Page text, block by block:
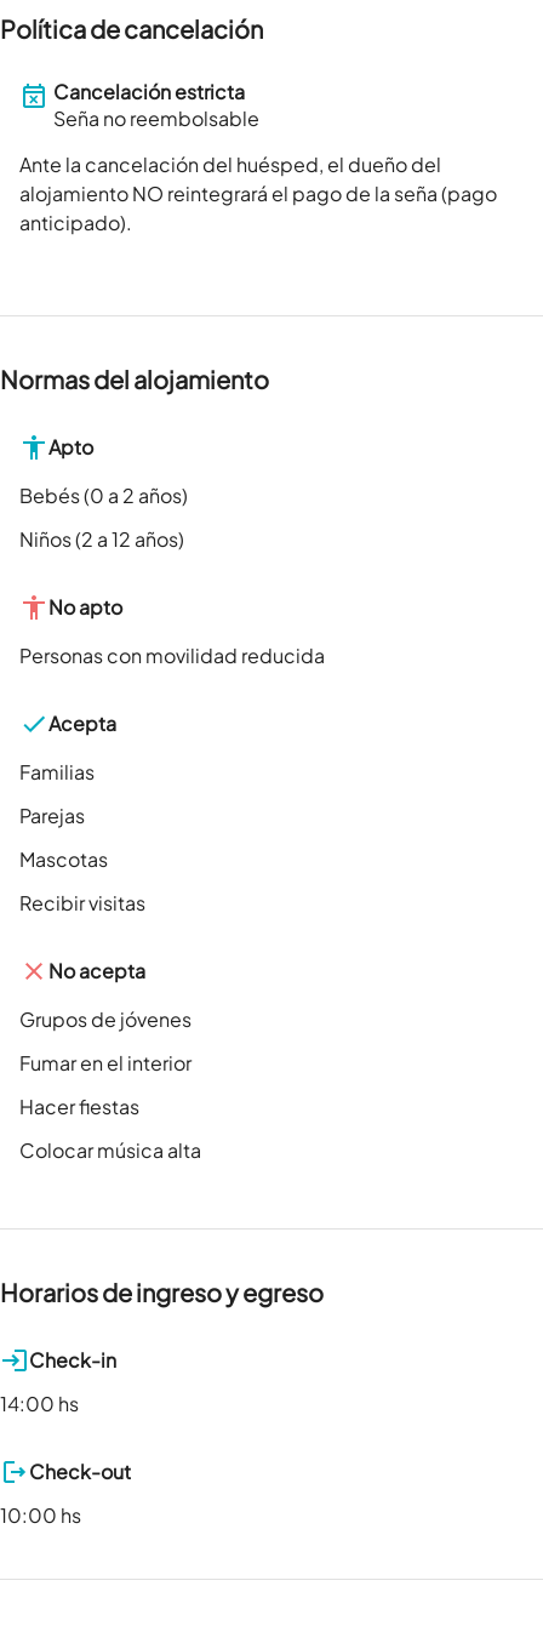
Política de cancelación
Cancelación estricta
Seña no reembolsable
Ante la cancelación del huésped, el dueño del
alojamiento NO reintegrará el pago de la seña (pago
anticipado).
Normas del alojamiento
Apto
Bebés (0 a 2 años)
Niños (2 a 12 años)
No apto
Personas con movilidad reducida
Acepta
Familias
Parejas
Mascotas
Recibir visitas
No acepta
Grupos de jóvenes
Fumar en el interior
Hacer fiestas
Colocar música alta
Horarios de ingreso y egreso
Check-in
14:00 hs
Check-out
10:00 hs